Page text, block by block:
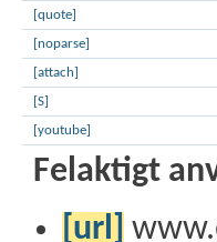
[quote]
[noparse]
[attach]
[S]
[youtube]
Felaktigt
[url]